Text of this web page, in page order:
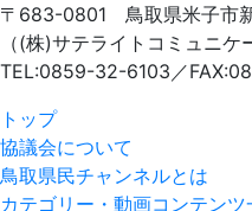
〒683-0801 鳥取県米子市
（(株)サテライトコミュニケ
TEL:0859-32-6103／
トップ
協議会について
鳥取県民チャンネルとは
カテゴリー・動画コンテンツ